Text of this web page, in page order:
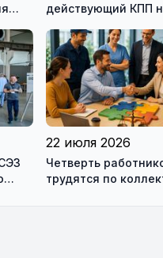
действующий КПП
22 июля 2026
Четверть
трудятся по